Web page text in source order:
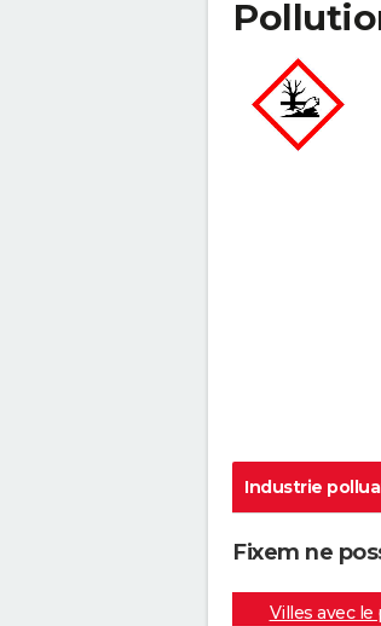
Industrie
Fixem ne
Villes avec le